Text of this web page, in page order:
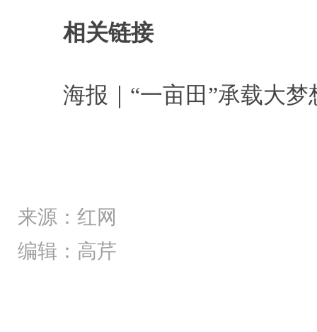
相关链接
海报｜“一亩田”承载大梦
来源：红网
编辑：高芹